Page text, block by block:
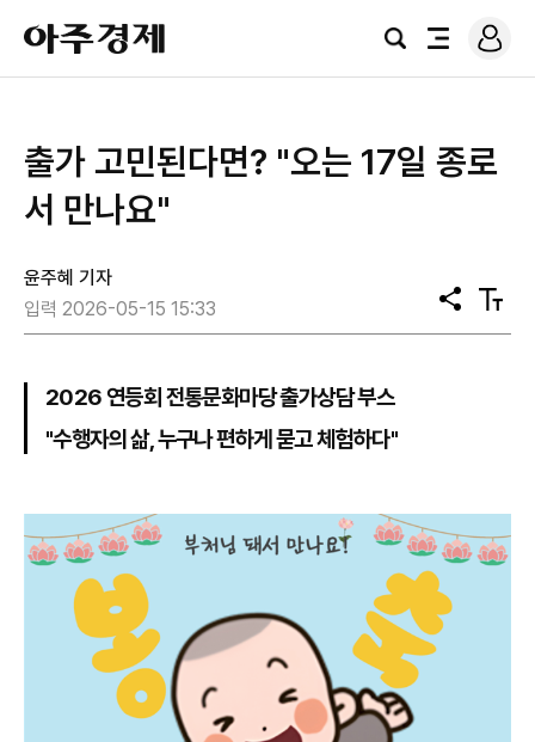
아
주
경
검
전
로
그
출가 고민된다면? "오는 17일 종로
서 만나요"
윤주혜 기자
입력 2026-05-15 15:33
공
유
텍
스
2026 연등회 전통문화마당 출가상담 부스
"수행자의 삶, 누구나 편하게 묻고 체험하다"